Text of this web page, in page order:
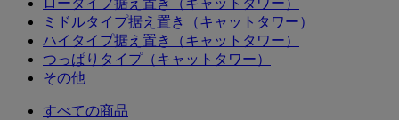
ミドルタイプ据え置き（キャットタワー）
ハイタイプ据え置き（キャットタワー）
つっぱりタイプ（キャットタワー）
その他
すべての商品